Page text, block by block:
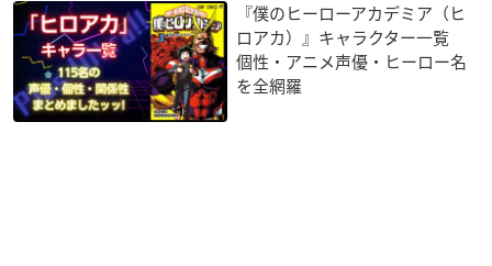
『僕のヒーローアカデミア（ヒ
ロアカ）』キャラクター一覧
個性・アニメ声優・ヒーロー名
を全網羅